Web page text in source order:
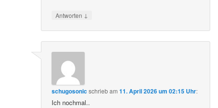
Antworten ↓
schugosonicschriebam11. April 2026 um 02:15 Uhr:
Ich nochmal..